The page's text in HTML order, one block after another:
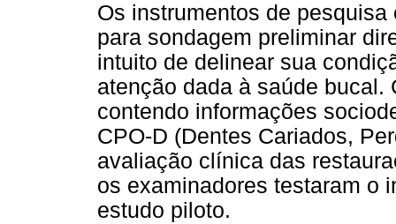
Os instrumentos de
para sondagem preliminar
intuito de delinear sua
atenção dada à saúde
contendo informações
CPO-D (Dentes Cariados,
avaliação clínica das
os examinadores testaram o
estudo piloto.